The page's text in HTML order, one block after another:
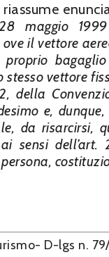
riassume
maggio
il vettore
proprio
stesso vettore
della
e,
da risarcirsi,
sensi
D-lgs n.